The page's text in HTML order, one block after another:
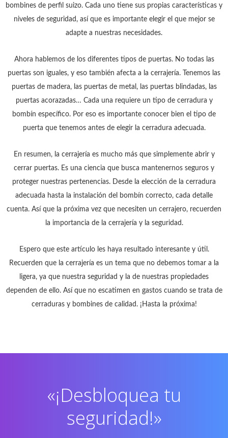
bombines de perfil suizo. Cada uno tiene sus propias características y
niveles de seguridad, así que es importante elegir el que mejor se
adapte a nuestras necesidades.
Ahora hablemos de los diferentes tipos de puertas. No todas las
puertas son iguales, y eso también afecta a la cerrajería. Tenemos las
puertas de madera, las puertas de metal, las puertas blindadas, las
puertas acorazadas… Cada una requiere un tipo de cerradura y
bombín específico. Por eso es importante conocer bien el tipo de
puerta que tenemos antes de elegir la cerradura adecuada.
En resumen, la cerrajería es mucho más que simplemente abrir y
cerrar puertas. Es una ciencia que busca mantenernos seguros y
proteger nuestras pertenencias. Desde la elección de la cerradura
adecuada hasta la instalación del bombín correcto, cada detalle
cuenta. Así que la próxima vez que necesiten un cerrajero, recuerden
la importancia de la cerrajería y la seguridad.
Espero que este artículo les haya resultado interesante y útil.
Recuerden que la cerrajería es un tema que no debemos tomar a la
ligera, ya que nuestra seguridad y la de nuestras propiedades
dependen de ello. Así que no escatimen en gastos cuando se trata de
cerraduras y bombines de calidad. ¡Hasta la próxima!
«¡Desbloquea tu
seguridad!»